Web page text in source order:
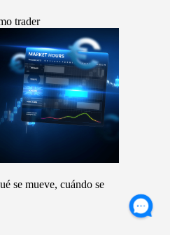
trader
se mueve, cuándo se